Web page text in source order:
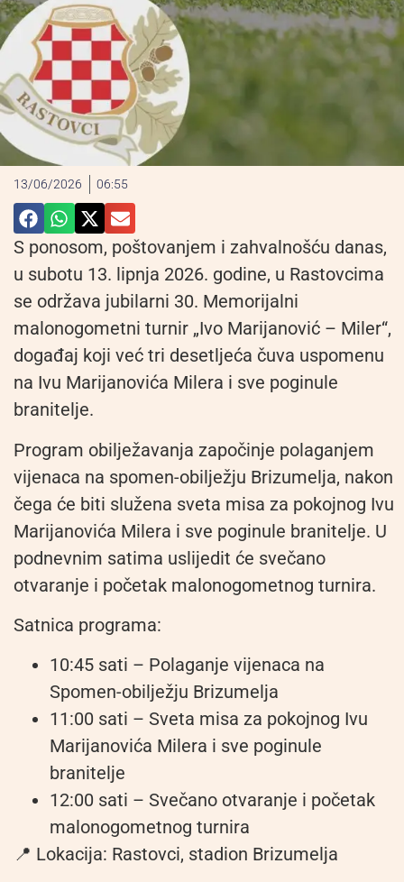
13/06/2026 06:55
S ponosom, poštovanjem i zahvalnošću danas,
u subotu 13. lipnja 2026. godine, u Rastovcima
se održava jubilarni 30. Memorijalni
malonogometni turnir „Ivo Marijanović – Miler“,
događaj koji već tri desetljeća čuva uspomenu
na Ivu Marijanovića Milera i sve poginule
branitelje.
Program obilježavanja započinje polaganjem
vijenaca na spomen-obilježju Brizumelja, nakon
čega će biti služena sveta misa za pokojnog Ivu
Marijanovića Milera i sve poginule branitelje. U
podnevnim satima uslijedit će svečano
otvaranje i početak malonogometnog turnira.
Satnica programa:
10:45 sati – Polaganje vijenaca na
Spomen-obilježju Brizumelja
11:00 sati – Sveta misa za pokojnog Ivu
Marijanovića Milera i sve poginule
branitelje
12:00 sati – Svečano otvaranje i početak
malonogometnog turnira
📍 Lokacija: Rastovci, stadion Brizumelja